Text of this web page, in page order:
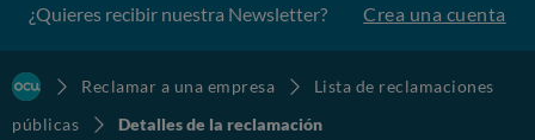
¿Quieres recibir nuestra Newsletter? Crea una cuenta
Reclamar a una empresa
Lista de reclamaciones
públicas
Detalles de la reclamación